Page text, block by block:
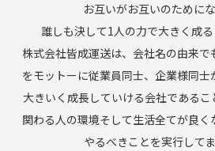
お互いがお互いのためにな
誰しも決して1人の力で大きく成る
株式会社皆成運送は、会社名の由来で
をモットーに従業員同士、企業様同
大きいく成長していける会社であるこ
関わる人の環境そして生活全てが良く
やるべきことを実行してま